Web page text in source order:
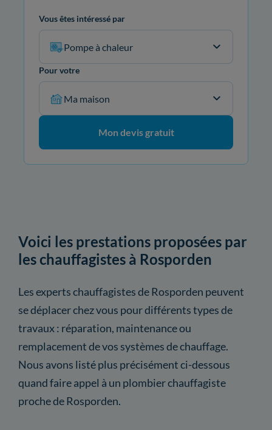
Vous êtes intéressé par
Pompe à chaleur
Pour votre
Ma maison
Mon devis gratuit
Voici les prestations proposées par
les chauffagistes à Rosporden
Les experts chauffagistes de Rosporden peuvent
se déplacer chez vous pour différents types de
travaux : réparation, maintenance ou
remplacement de vos systèmes de chauffage.
Nous avons listé plus précisément ci-dessous
quand faire appel à un plombier chauffagiste
proche de Rosporden.